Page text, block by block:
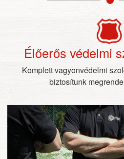
Élőerős védelmi
Komplett vagyonvédelmi
biztosítunk